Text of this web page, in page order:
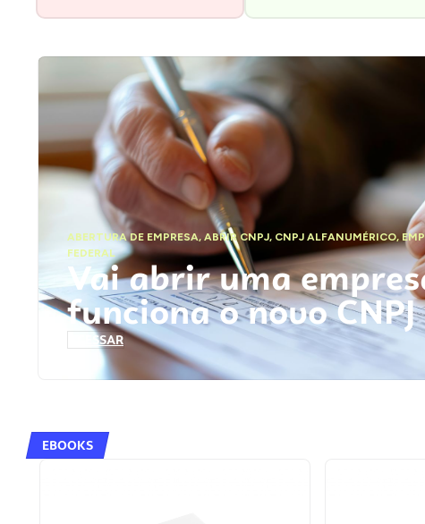
ABERTURA DE EMPRESA,ABRIR CNPJ, CNPJ ALFANUMÉRICO,
FEDERAL
Vai abrir uma
funciona o novo
ACESSAR
EBOOKS